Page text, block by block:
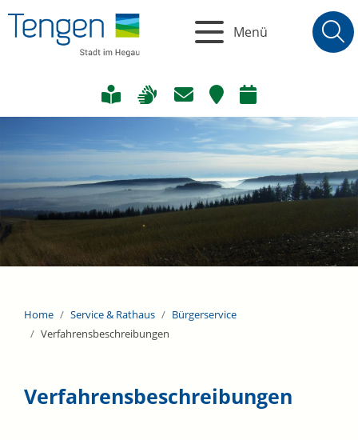
Menü
Home Service & Rathaus
Bürgerservice
Verfahrensbeschreibungen
Verfahrensbeschreibungen